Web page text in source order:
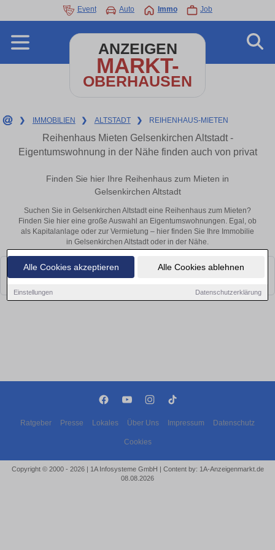
Alle Cookies akzeptieren Alle Cookies ablehnen
Einstellungen Datenschutzerklärung
Event Auto Immo Job
ANZEIGEN
MARKT-
OBERHAUSEN
❯ IMMOBILIEN ❯ ALTSTADT ❯ REIHENHAUS-MIETEN
Reihenhaus Mieten Gelsenkirchen Altstadt -
Eigentumswohnung in der Nähe finden auch von privat
Finden Sie hier Ihre Reihenhaus zum Mieten in
Gelsenkirchen Altstadt
Suchen Sie in Gelsenkirchen Altstadt eine Reihenhaus zum Mieten?
Finden Sie hier eine große Auswahl an Eigentumswohnungen. Egal, ob
als Kapitalanlage oder zur Vermietung – hier finden Sie Ihre Immobilie
in Gelsenkirchen Altstadt oder in der Nähe.
Leider konnten wir derzeit keine passenden Objekte finden. Schauen Sie
bald wieder vorbei!
Ratgeber Presse Lokales Über Uns Impressum Datenschutz
Cookies
Copyright © 2000 - 2026 | 1A Infosysteme GmbH | Content by: 1A-Anzeigenmarkt.de
08.08.2026